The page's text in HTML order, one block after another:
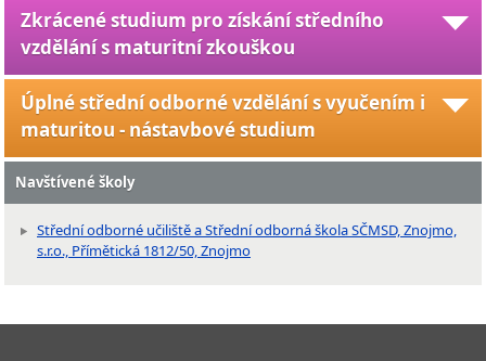
Zkrácené studium pro získání středního
vzdělání s maturitní zkouškou
Úplné střední odborné vzdělání s vyučením i
maturitou - nástavbové studium
Navštívené školy
Střední odborné učiliště a Střední odborná škola SČMSD, Znojmo,
s.r.o., Přímětická 1812/50, Znojmo